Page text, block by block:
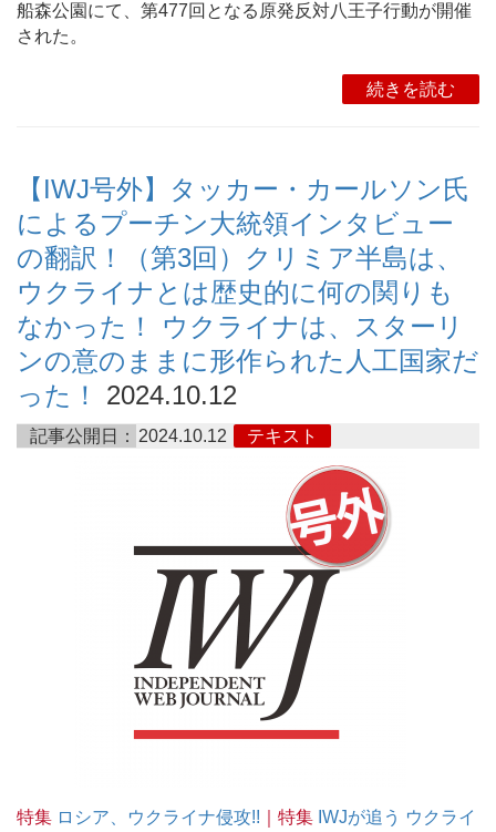
船森公園にて、第477回となる原発反対八王子行動が開催
された。
続きを読む
【IWJ号外】タッカー・カールソン氏
によるプーチン大統領インタビュー
の翻訳！（第3回）クリミア半島は、
ウクライナとは歴史的に何の関りも
なかった！ ウクライナは、スターリ
ンの意のままに形作られた人工国家だ
った！
2024.10.12
記事公開日： 2024.10.12 テキスト
特集 ロシア、ウクライナ侵攻!! ｜特集 IWJが追う ウクライ